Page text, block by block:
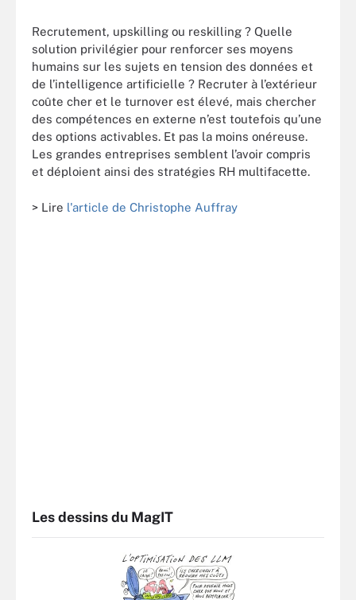
Recrutement, upskilling ou reskilling ? Quelle
solution privilégier pour renforcer ses moyens
humains sur les sujets en tension des données et
de l’intelligence artificielle ? Recruter à l’extérieur
coûte cher et le turnover est élevé, mais chercher
des compétences en externe n’est toutefois qu’une
des options activables. Et pas la moins onéreuse.
Les grandes entreprises semblent l’avoir compris
et déploient ainsi des stratégies RH multifacette.
> Lire l'article de Christophe Auffray
Les dessins du MagIT